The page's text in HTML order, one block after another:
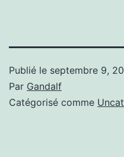
Publié le septembre 9,
Par Gandalf
Catégorisé comme